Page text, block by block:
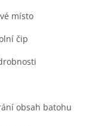
místo
čip
obsah batohu